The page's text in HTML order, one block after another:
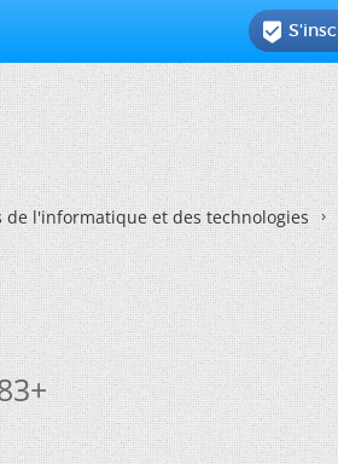

de l'informatique et des technologies